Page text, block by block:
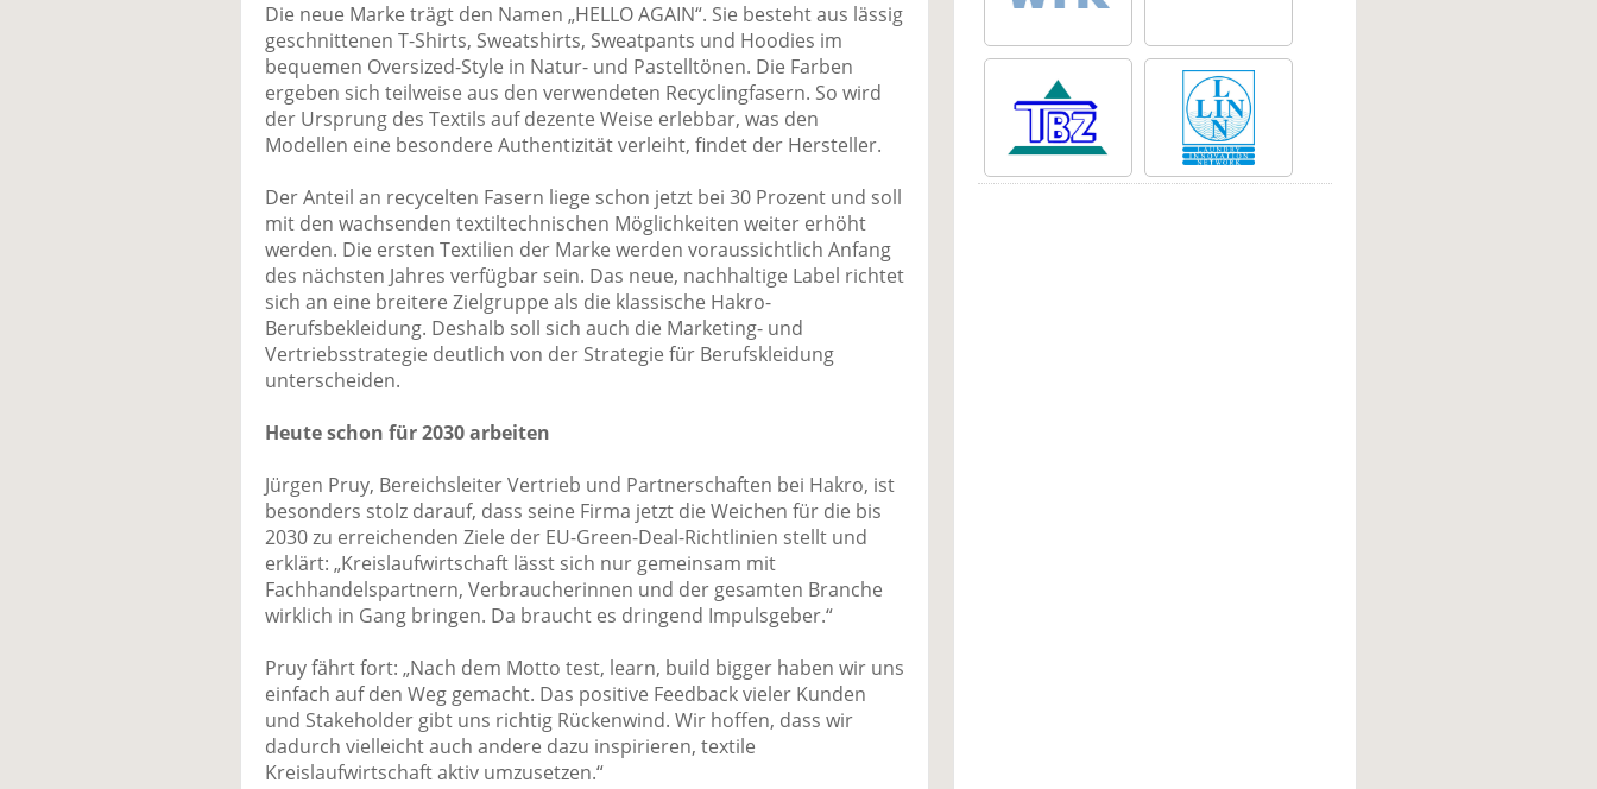
Die neue Marke trägt den Namen „HELLO AGAIN“. Sie besteht aus lässig
geschnittenen T-Shirts, Sweatshirts, Sweatpants und Hoodies im
bequemen Oversized-Style in Natur- und Pastelltönen. Die Farben
ergeben sich teilweise aus den verwendeten Recyclingfasern. So wird
der Ursprung des Textils auf dezente Weise erlebbar, was den
Modellen eine besondere Authentizität verleiht, findet der Hersteller.
Der Anteil an recycelten Fasern liege schon jetzt bei 30 Prozent und soll
mit den wachsenden textiltechnischen Möglichkeiten weiter erhöht
werden. Die ersten Textilien der Marke werden voraussichtlich Anfang
des nächsten Jahres verfügbar sein. Das neue, nachhaltige Label richtet
sich an eine breitere Zielgruppe als die klassische Hakro-
Berufsbekleidung. Deshalb soll sich auch die Marketing- und
Vertriebsstrategie deutlich von der Strategie für Berufskleidung
unterscheiden.
Heute schon für 2030 arbeiten
Jürgen Pruy, Bereichsleiter Vertrieb und Partnerschaften bei Hakro, ist
besonders stolz darauf, dass seine Firma jetzt die Weichen für die bis
2030 zu erreichenden Ziele der EU-Green-Deal-Richtlinien stellt und
erklärt: „Kreislaufwirtschaft lässt sich nur gemeinsam mit
Fachhandelspartnern, Verbraucherinnen und der gesamten Branche
wirklich in Gang bringen. Da braucht es dringend Impulsgeber.“
Pruy fährt fort: „Nach dem Motto test, learn, build bigger haben wir uns
einfach auf den Weg gemacht. Das positive Feedback vieler Kunden
und Stakeholder gibt uns richtig Rückenwind. Wir hoffen, dass wir
dadurch vielleicht auch andere dazu inspirieren, textile
Kreislaufwirtschaft aktiv umzusetzen.“